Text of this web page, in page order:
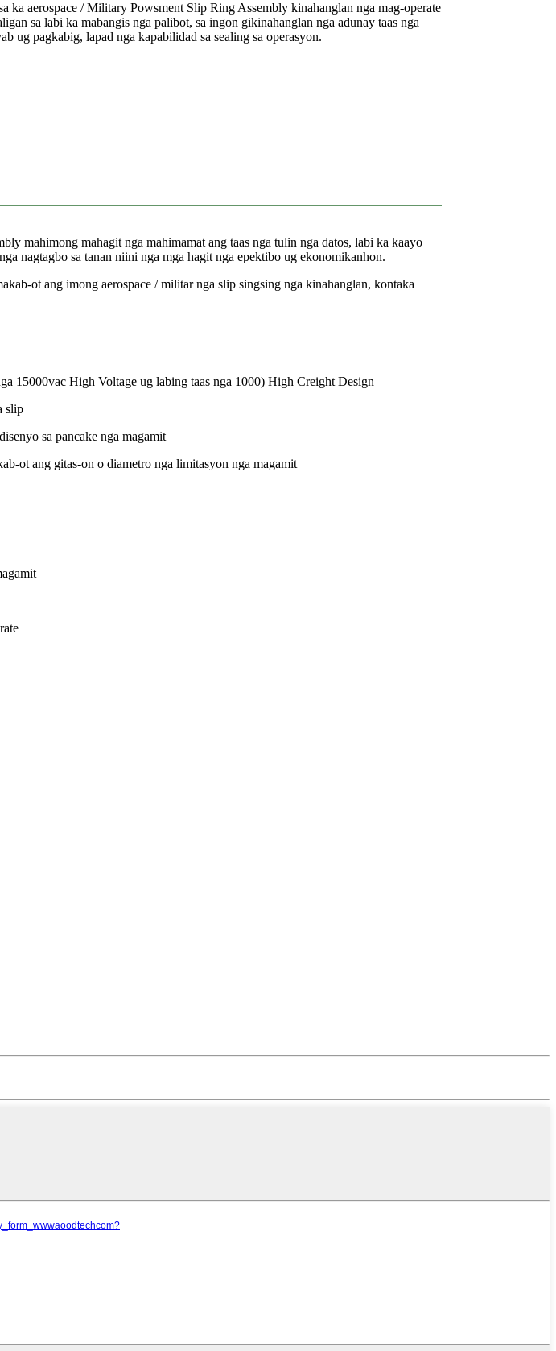
ka aerospace / Military Powsment Slip Ring Assembly kinahanglan nga mag-operate
sa labi ka mabangis nga palibot, sa ingon gikinahanglan nga adunay taas nga
ug pagkabig, lapad nga kapabilidad sa sealing sa operasyon.
mahimong mahagit nga mahimamat ang taas nga tulin nga datos, labi ka kaayo
nagtagbo sa tanan niini nga mga hagit nga epektibo ug ekonomikanhon.
ot ang imong aerospace / militar nga slip singsing nga kinahanglan, kontaka
15000vac High Voltage ug labing taas nga 1000) High Creight Design
slip
sa pancake nga magamit
ot ang gitas-on o diametro nga limitasyon nga magamit